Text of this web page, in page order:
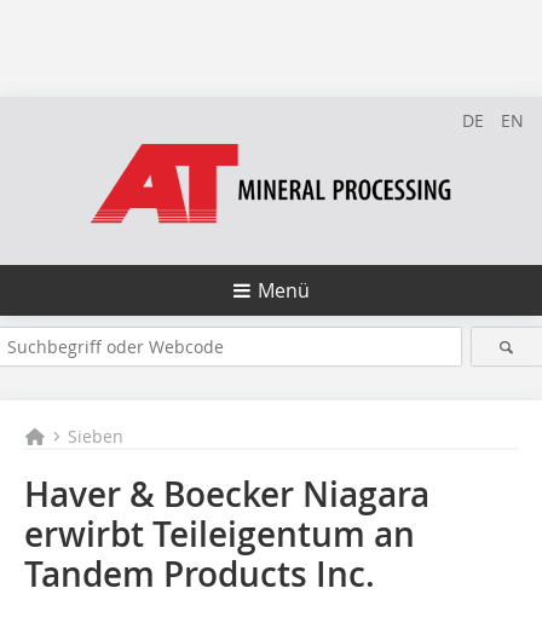
DE EN
Menü
Sieben
Haver & Boecker Niagara
erwirbt Teileigentum an
Tandem Products Inc.